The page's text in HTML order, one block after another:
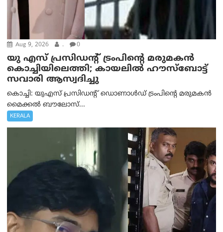
Aug 9, 2026 . 0
യു എസ് പ്രസിഡന്റ് ട്രംപിന്റെ മരുമകൻ
കൊച്ചിയിലെത്തി; കായലിൽ ഹൗസ്ബോട്ട്
സവാരി ആസ്വദിച്ചു
കൊച്ചി: യുഎസ് പ്രസിഡന്റ് ഡൊണാൾഡ് ട്രംപിന്റെ മരുമകൻ
മൈക്കൽ ബൗലോസ്...
KERALA